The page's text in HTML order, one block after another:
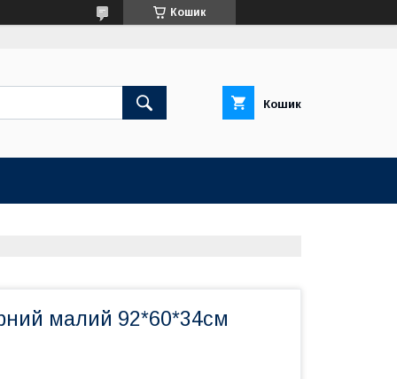
Кошик
Кошик
малий 92*60*34см